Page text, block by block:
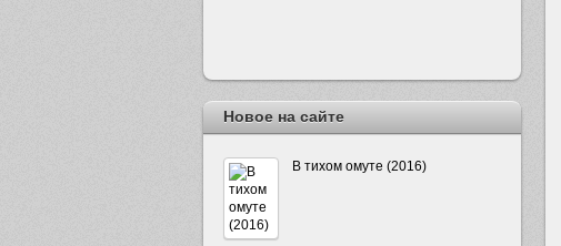
Новое на сайте
В тихом омуте (2016)